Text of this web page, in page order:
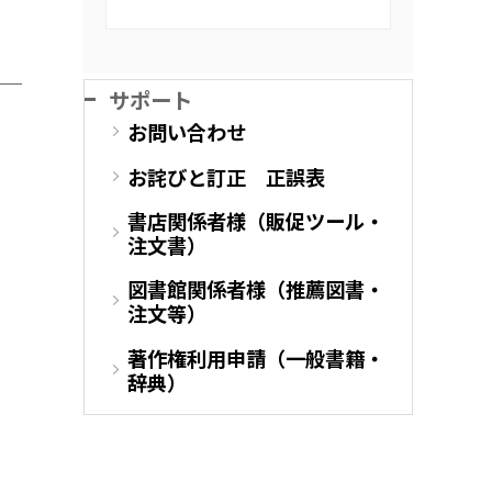
サポート
お問い合わせ
お詫びと訂正 正誤表
書店関係者様（販促ツール・
注文書）
図書館関係者様（推薦図書・
注文等）
著作権利用申請（一般書籍・
辞典）